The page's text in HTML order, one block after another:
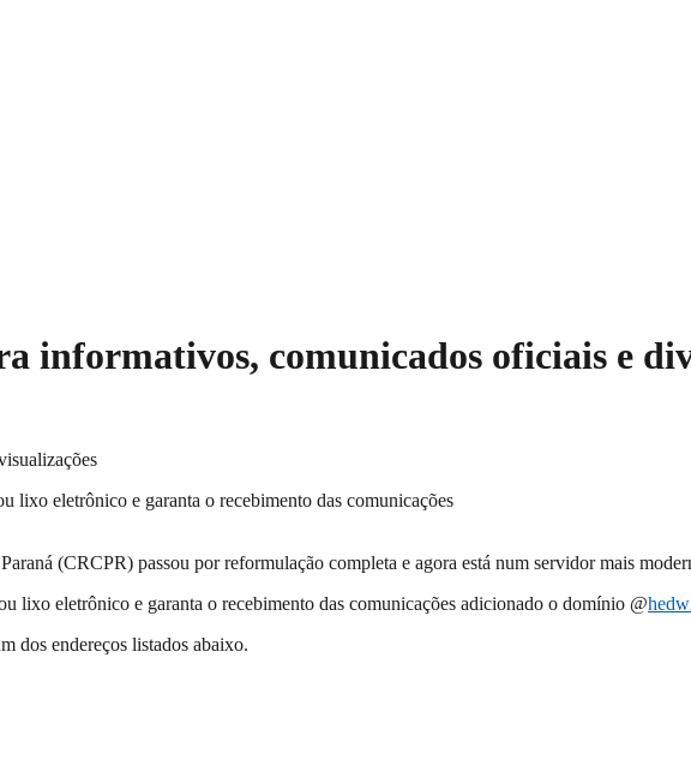
informativos, comunicados oficiais e
lixo eletrônico e garanta o recebimento das comunicações
(CRCPR) passou por reformulação completa e agora está num servidor mais
lixo eletrônico e garanta o recebimento das comunicações adicionado o domínio @
dos endereços listados abaixo.